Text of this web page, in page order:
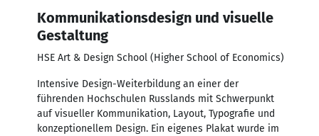
Kommunikationsdesign und visuelle
Gestaltung
HSE Art & Design School (Higher School of Economics)
Intensive Design-Weiterbildung an einer der
führenden Hochschulen Russlands mit Schwerpunkt
auf visueller Kommunikation, Layout, Typografie und
konzeptionellem Design. Ein eigenes Plakat wurde im